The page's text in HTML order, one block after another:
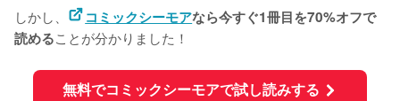
しかし、 コミックシーモアなら今すぐ1冊目を70%オフで
読めることが分かりました！
無料でコミックシーモアで試し読みする